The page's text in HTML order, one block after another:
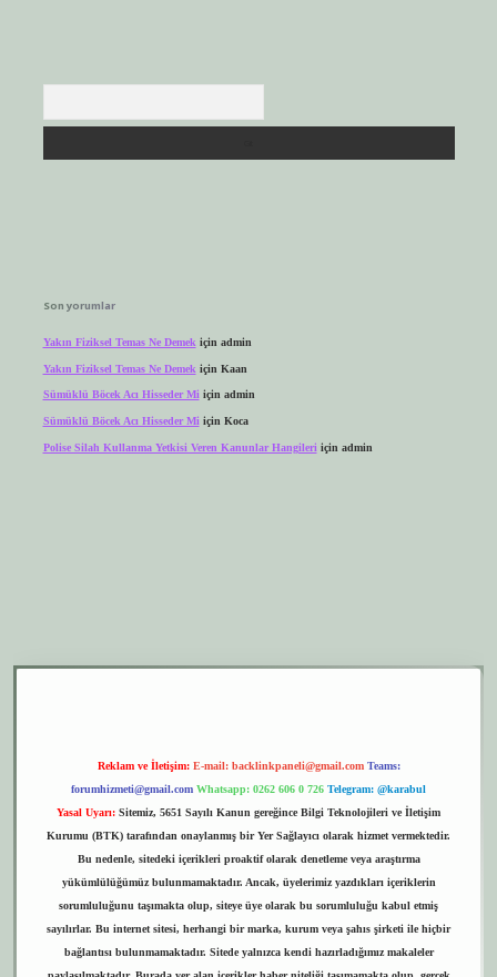
Son yorumlar
Yakın Fiziksel Temas Ne Demek için admin
Yakın Fiziksel Temas Ne Demek için Kaan
Sümüklü Böcek Acı Hisseder Miiçin admin
Sümüklü Böcek Acı Hisseder Mi için Koca
Polise Silah Kullanma Yetkisi Veren Kanunlar Hangileri için admin
Reklam ve İletişim: E-mail: backlinkpaneli@gmail.com Teams:
forumhizmeti@gmail.com Whatsapp: 0262 606 0 726 Telegram: @karabul
Yasal Uyarı: Sitemiz, 5651 Sayılı Kanun gereğince Bilgi Teknolojileri ve İletişim
Kurumu (BTK) tarafından onaylanmış bir Yer Sağlayıcı olarak hizmet vermektedir.
Bu nedenle, sitedeki içerikleri proaktif olarak denetleme veya araştırma
yükümlülüğümüz bulunmamaktadır. Ancak, üyelerimiz yazdıkları içeriklerin
sorumluluğunu taşımakta olup, siteye üye olarak bu sorumluluğu kabul etmiş
sayılırlar. Bu internet sitesi, herhangi bir marka, kurum veya şahıs şirketi ile hiçbir
bağlantısı bulunmamaktadır. Sitede yalnızca kendi hazırladığımız makaleler